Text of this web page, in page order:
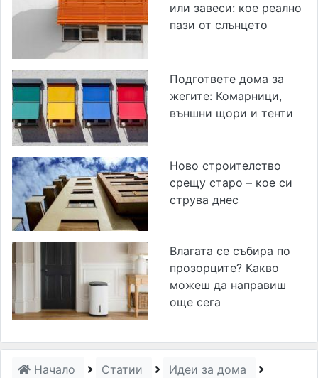
или завеси: кое реално
пази от слънцето
Подгответе дома за
жегите: Комарници,
външни щори и тенти
Ново строителство
срещу старо – кое си
струва днес
Влагата се събира по
прозорците? Какво
можеш да направиш
още сега
Начало Статии
Идеи за дома